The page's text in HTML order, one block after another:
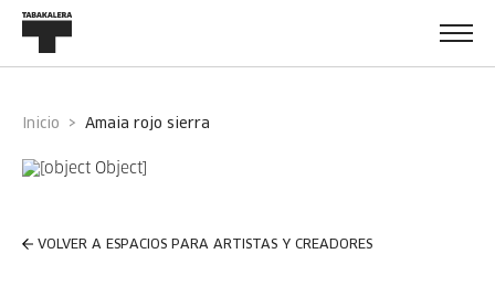
Inicio amaia rojo sierra
VOLVER A ESPACIOS PARA ARTISTAS Y CREADORES